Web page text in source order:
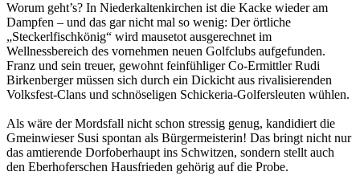
Worum geht’s? In Niederkaltenkirchen ist die Kacke wieder am
Dampfen – und das gar nicht mal so wenig: Der örtliche
„Steckerlfischkönig“ wird mausetot ausgerechnet im
Wellnessbereich des vornehmen neuen Golfclubs aufgefunden.
Franz und sein treuer, gewohnt feinfühliger Co-Ermittler Rudi
Birkenberger müssen sich durch ein Dickicht aus rivalisierenden
Volksfest-Clans und schnöseligen Schickeria-Golfersleuten wühlen.
Als wäre der Mordsfall nicht schon stressig genug, kandidiert die
Gmeinwieser Susi spontan als Bürgermeisterin! Das bringt nicht nur
das amtierende Dorfoberhaupt ins Schwitzen, sondern stellt auch
den Eberhoferschen Hausfrieden gehörig auf die Probe.